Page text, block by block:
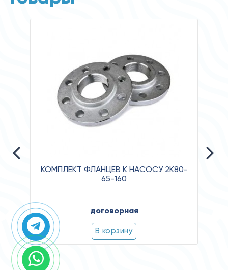
КОМПЛЕКТ ФЛАНЦЕВ К НАСОСУ 2К80-
65-160
договорная
В корзину